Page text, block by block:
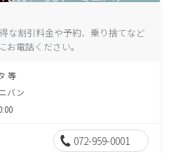
な割引料金や予約、乗り捨てなど
電話ください。
等
バン
072-959-0001